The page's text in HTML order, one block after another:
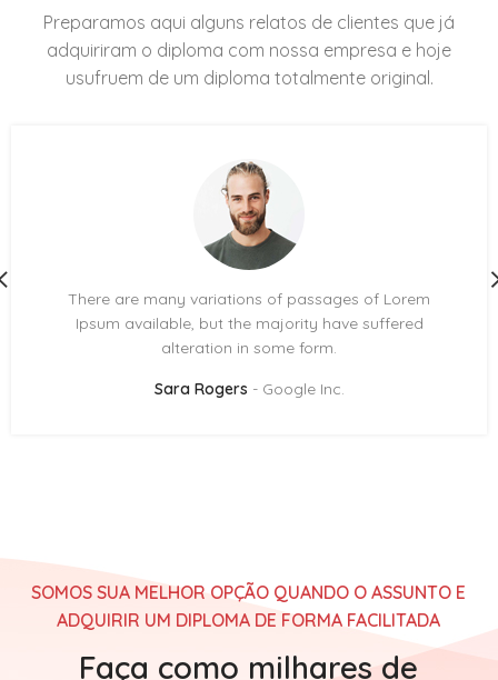
Preparamos aqui alguns relatos de clientes que já
adquiriram o diploma com nossa empresa e hoje
usufruem de um diploma totalmente original.
There are many variations of passages of Lorem
Ipsum available, but the majority have suffered
alteration in some form.
Sara Rogers Google Inc.
SOMOS SUA MELHOR OPÇÃO QUANDO O ASSUNTO E
ADQUIRIR UM DIPLOMA DE FORMA FACILITADA
Faça como milhares de